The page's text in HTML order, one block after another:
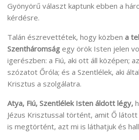
Gyönyörű választ kaptunk ebben a
kérdésre.
Talán észrevettétek, hogy közben a
Szentháromság egy örök Isten jelen
igerészben: a Fiú, aki ott áll középen;
szózatot Őróla; és a Szentlélek, aki
Krisztus a szolgálatra.
Atya, Fiú, Szentlélek Isten áldott légy,
Jézus Krisztussal történt, amit Ő
is megtörtént, azt mi is láthatjuk és